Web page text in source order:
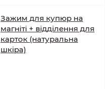
Зажим для купюр на
магніті + відділення для
карток (натуральна
шкіра)